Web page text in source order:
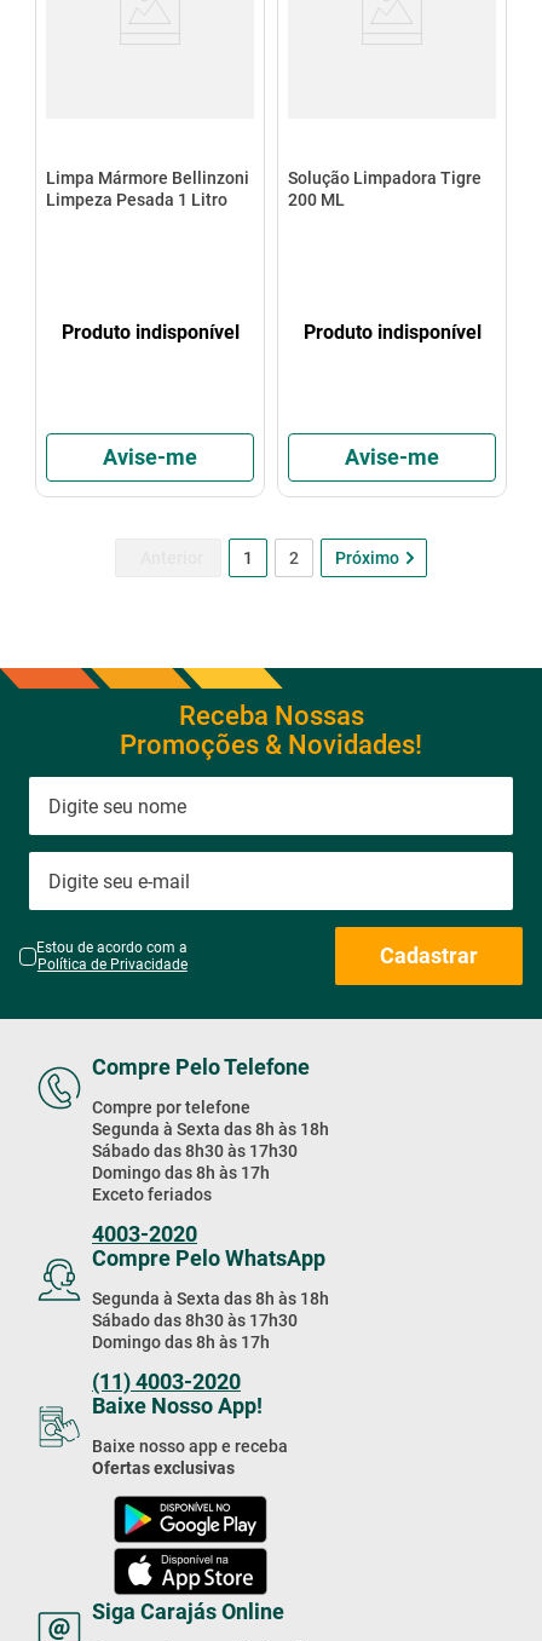
Limpa Mármore Bellinzoni
Limpeza Pesada 1 Litro
Produto indisponível
Avise-me
Solução Limpadora Tigre
200 ML
Produto indisponível
Avise-me
1 2
Receba Nossas
Promoções & Novidades!
Estou de acordo com a
Política de Privacidade
Cadastrar
Compre Pelo Telefone
Compre por telefone
Segunda à Sexta das 8h às 18h
Sábado das 8h30 às 17h30
Domingo das 8h às 17h
Exceto feriados
4003-2020
Compre Pelo WhatsApp
Segunda à Sexta das 8h às 18h
Sábado das 8h30 às 17h30
Domingo das 8h às 17h
(11) 4003-2020
Baixe Nosso App!
Baixe nosso app e receba
Ofertas exclusivas
Siga Carajás Online